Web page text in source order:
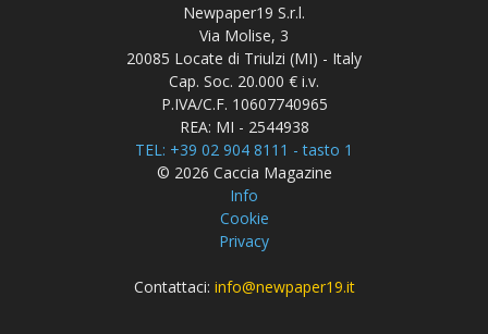
Newpaper19 S.r.l.
Via Molise, 3
20085 Locate di Triulzi (MI) - Italy
Cap. Soc. 20.000 € i.v.
P.IVA/C.F. 10607740965
REA: MI - 2544938
TEL: +39 02 904 8111 - tasto 1
© 2026 Caccia Magazine
Info
Cookie
Privacy
Contattaci: info@newpaper19.it